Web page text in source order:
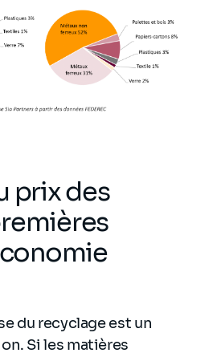
prix des
du recyclage est un
Si les matières